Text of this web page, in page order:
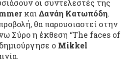
οι συντελεστές της
καιΔανάη Κατωπόδη.
θα παρουσιαστεί στην
Σύρο η έκθεση “The faces of
ο Mikkel